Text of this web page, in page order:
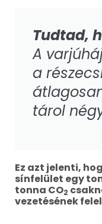
Tudtad,
A
a
tárol
Ez azt jelenti,
sínfelület egy
tonna CO2
vezetésének